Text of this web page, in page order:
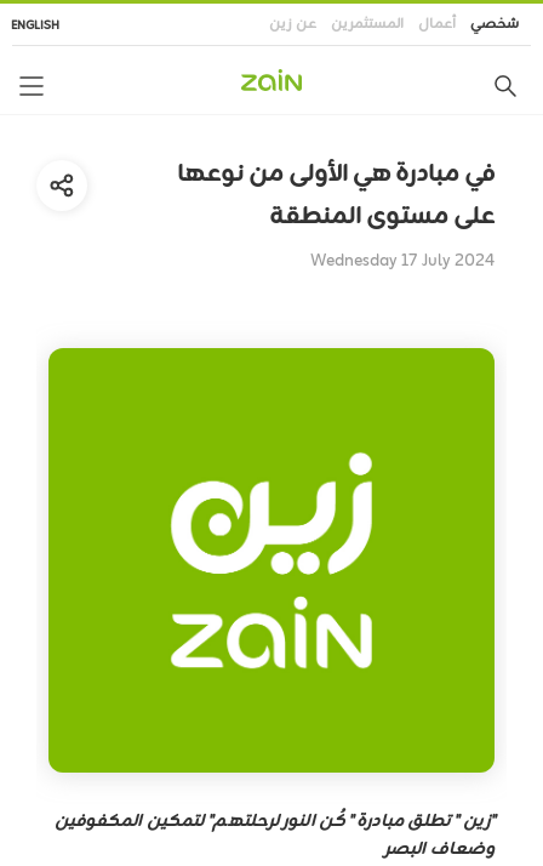
تجاوز
إلى
الرئيسي
شخصي أعمال المستثمرين عن زين ENGLISH
في مبادرة هي الأولى من نوعها
على مستوى المنطقة
Wednesday 17 July 2024
"زين " تطلق مبادرة " كُن النور لرحلتهم" لتمكين المكفوفين
وضعاف البصر